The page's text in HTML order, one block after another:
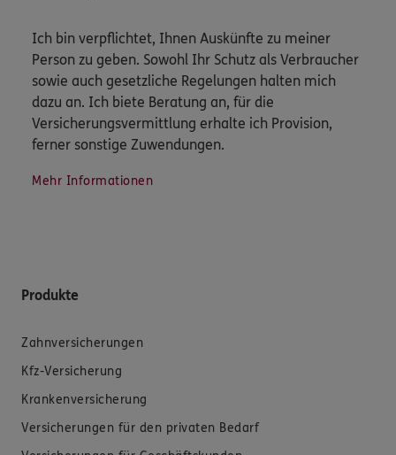
Ich bin verpflichtet, Ihnen Auskünfte zu meiner
Person zu geben. Sowohl Ihr Schutz als Verbraucher
sowie auch gesetzliche Regelungen halten mich
dazu an. Ich biete Beratung an, für die
Versicherungsvermittlung erhalte ich Provision,
ferner sonstige Zuwendungen.
Mehr Informationen
Produkte
Zahnversicherungen
Kfz-Versicherung
Krankenversicherung
Versicherungen für den privaten Bedarf